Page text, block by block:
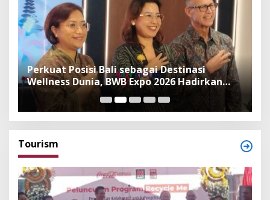
Perkuat Posisi Bali sebagai Destinasi
Wellness Dunia, BWB Expo 2026 Hadirkan
Exhibitor Nasional dan Global
Tourism